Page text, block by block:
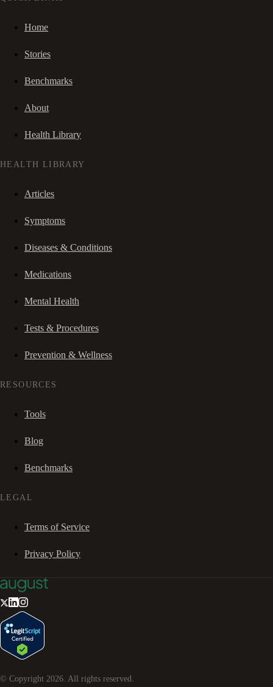
Home
Stories
Benchmarks
About
Health Library
HEALTH LIBRARY
Articles
Symptoms
Diseases & Conditions
Medications
Mental Health
Tests & Procedures
Prevention & Wellness
RESOURCES
Tools
Blog
Benchmarks
LEGAL
Terms of Service
Privacy Policy
© Copyright 2026. All rights reserved.